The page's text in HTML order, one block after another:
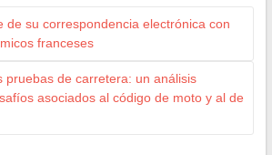
de su correspondencia electrónica con
franceses
pruebas de carretera: un análisis
asociados al código de moto y al de